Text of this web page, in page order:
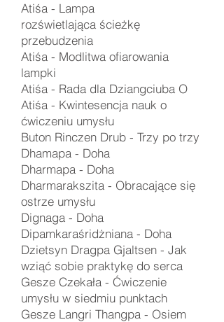
Atiśa - Lampa
rozświetlająca ścieżkę
przebudzenia
Atiśa - Modlitwa ofiarowania
lampki
Atiśa - Rada dla Dziangciuba O
Atiśa - Kwintesencja nauk o
ćwiczeniu umysłu
Buton Rinczen Drub - Trzy po trzy
Dhamapa - Doha
Dharmapa - Doha
Dharmarakszita - Obracające się
ostrze umysłu
Dignaga - Doha
Dipamkaraśridżniana - Doha
Dzietsyn Dragpa Gjaltsen - Jak
wziąć sobie praktykę do serca
Gesze Czekała - Ćwiczenie
umysłu w siedmiu punktach
Gesze Langri Thangpa - Osiem